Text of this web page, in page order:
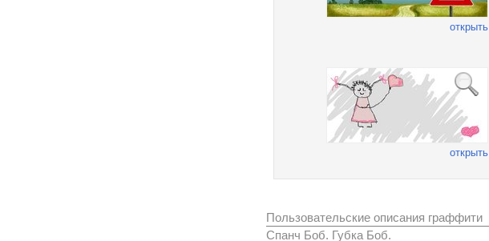
открыть
открыть
Пользовательские описания граффити
Спанч Боб. Губка Боб.